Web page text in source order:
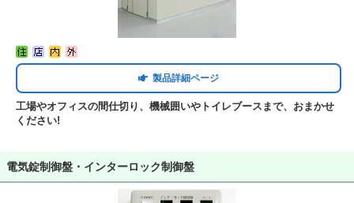
製品詳細ページ
工場やオフィスの間仕切り、機械囲いやトイレブースまで、おまかせ
ください!
電気錠制御盤・インターロック制御盤